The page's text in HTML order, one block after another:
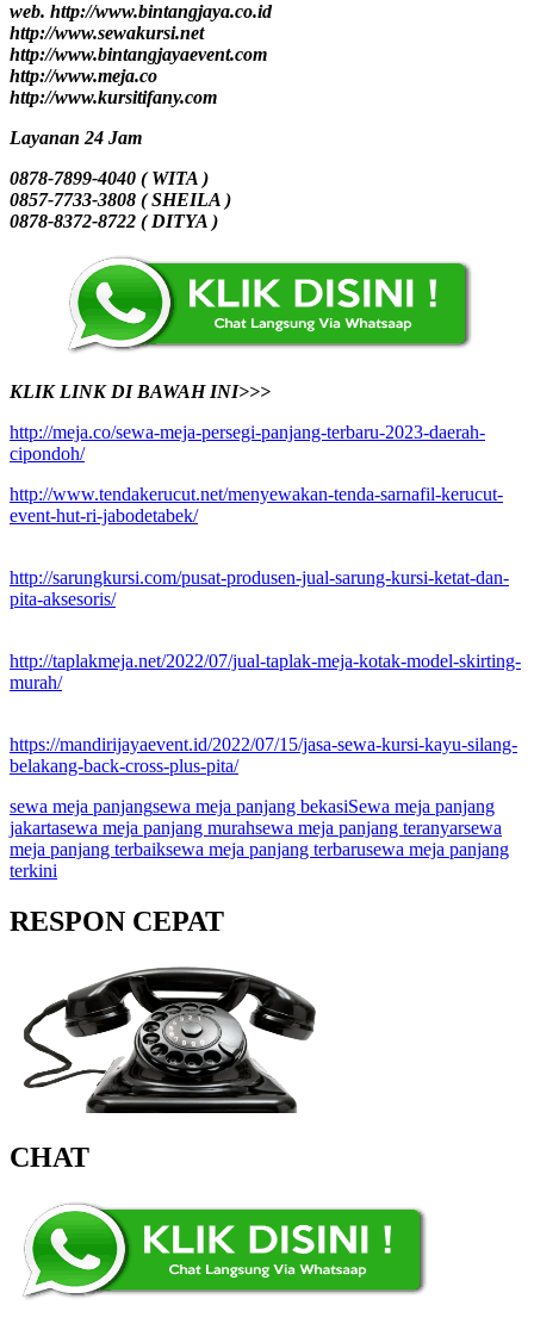
web. http://www.bintangjaya.co.id
http://www.sewakursi.net
http://www.bintangjayaevent.com
http://www.meja.co
http://www.kursitifany.com
Layanan 24 Jam
0878-7899-4040 ( WITA )
0857-7733-3808 ( SHEILA )
0878-8372-8722 ( DITYA )
KLIK LINK DI BAWAH INI>>>
http://meja.co/sewa-meja-persegi-panjang-terbaru-2023-daerah-
cipondoh/
http://www.tendakerucut.net/menyewakan-tenda-sarnafil-kerucut-
event-hut-ri-jabodetabek/
http://sarungkursi.com/pusat-produsen-jual-sarung-kursi-ketat-dan-
pita-aksesoris/
http://taplakmeja.net/2022/07/jual-taplak-meja-kotak-model-skirting-
murah/
https://mandirijayaevent.id/2022/07/15/jasa-sewa-kursi-kayu-silang-
belakang-back-cross-plus-pita/
sewa meja panjangsewa meja panjang bekasiSewa meja panjang
jakartasewa meja panjang murahsewa meja panjang teranyarsewa
meja panjang terbaiksewa meja panjang terbarusewa meja panjang
terkini
RESPON CEPAT
CHAT